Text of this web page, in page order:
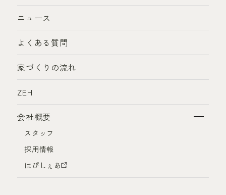
ニュース
よくある質問
家づくりの流れ
ZEH
会社概要
スタッフ
採用情報
はぴしぇあ